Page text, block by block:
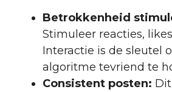
Betrokkenheid
Stimuleer reacties,
Interactie is de sleutel
algoritme tevriend te
Consistent posten: